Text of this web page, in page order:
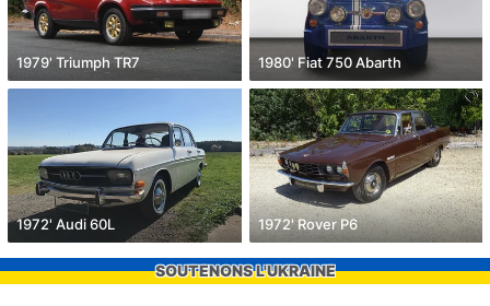
1979' Triumph TR7 1980' Fiat 750 Abarth
1972' Audi 60L 1972' Rover P6
SOUTENONS L'UKRAINE